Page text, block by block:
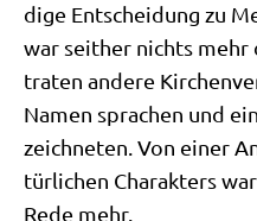
di­ge Ent­schei­dung zu
war seit­her nichts mehr
tra­ten ande­re
Namen spra­chen und ein
zeich­ne­ten. Von einer
tür­li­chen Cha­rak­ters
Rede mehr.